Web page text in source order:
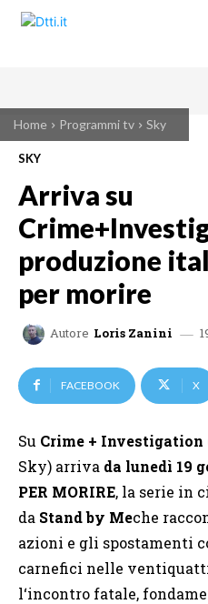
Home Programmi tv Sky
SKY
Arriva su
produzione
per morire
Autore Loris Zanini
FACEBOOK X
Su Crime + Investigation
Sky) arriva da lunedì 19
PER MORIRE, la serie in
da Stand by Meche
azioni e gli spostamenti
carnefici nelle
l‘incontro fatale,